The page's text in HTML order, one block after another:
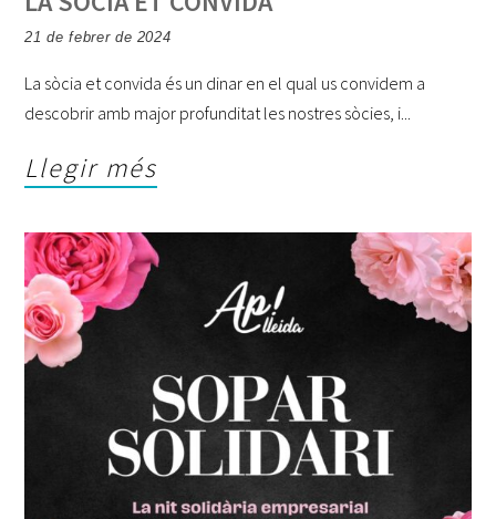
21 de febrer de 2024
La sòcia et convida és un dinar en el qual us convidem a
descobrir amb major profunditat les nostres sòcies, i
Llegir més